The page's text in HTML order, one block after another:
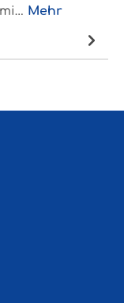
Mehr